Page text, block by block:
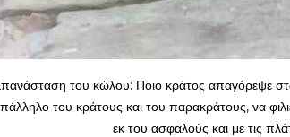
του κώλου: Ποιο κράτος απαγόρεψε
του κράτους και του παρακράτους, να
εκ του ασφαλούς και με τις